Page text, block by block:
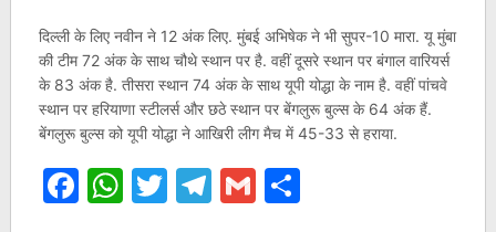
दिल्ली के लिए नवीन ने 12 अंक लिए. मुंबई अभिषेक ने भी सुपर-10 मारा. यू मुंबा
की टीम 72 अंक के साथ चौथे स्थान पर है. वहीं दूसरे स्थान पर बंगाल वारियर्स
के 83 अंक है. तीसरा स्थान 74 अंक के साथ यूपी योद्धा के नाम है. वहीं पांचवे
स्थान पर हरियाणा स्टीलर्स और छठे स्थान पर बेंगलुरू बुल्स के 64 अंक हैं.
बेंगलुरू बुल्स को यूपी योद्धा ने आखिरी लीग मैच में 45-33 से हराया.
Facebook
WhatsApp
Twitter
Telegram
GmailShare